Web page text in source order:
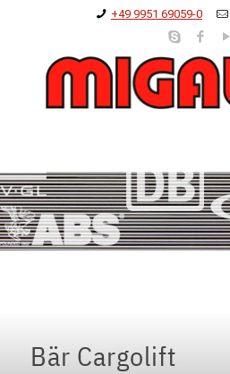
+49 9951 69059-0
Bär Cargolift